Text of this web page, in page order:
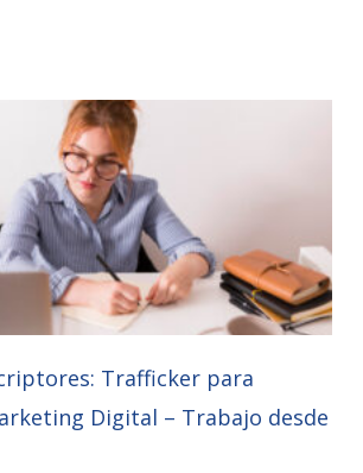
Trafficker para
Digital – Trabajo desde